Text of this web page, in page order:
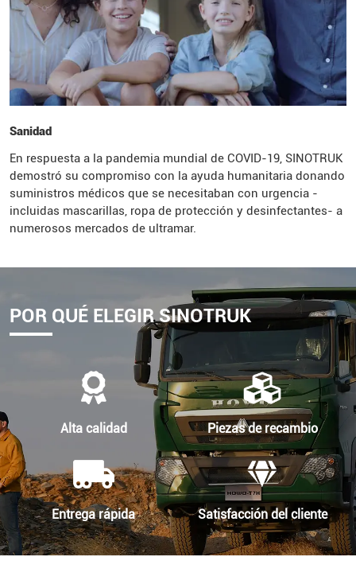
Sanidad
En respuesta a la pandemia mundial de COVID-19, SINOTRUK
demostró su compromiso con la ayuda humanitaria donando
suministros médicos que se necesitaban con urgencia -
incluidas mascarillas, ropa de protección y desinfectantes- a
numerosos mercados de ultramar.
POR QUÉ ELEGIR SINOTRUK
Alta calidad Piezas de recambio
Entrega rápida Satisfacción del cliente